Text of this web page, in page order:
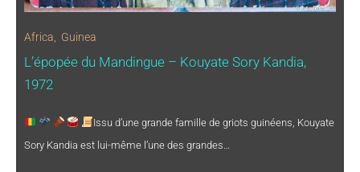
Africa Guinea
L’épopée du Mandingue – Kouyate Sory Kandia,
1972
Issu d’une grande famille de griots guinéens, Kouyate
Sory Kandia est lui-même l’une des grandes…